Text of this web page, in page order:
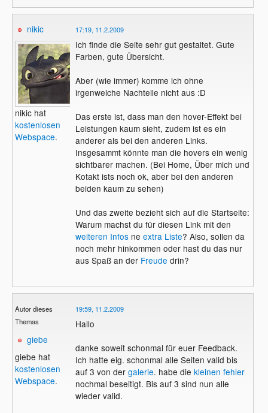
nikic
nikic hat
kostenlosen
Webspace.
17:19, 11.2.2009
Ich finde die Seite sehr gut gestaltet. Gute
Farben, gute Übersicht.
Aber (wie immer) komme ich ohne
irgenwelche Nachteile nicht aus :D
Das erste ist, dass man den hover-Effekt bei
Leistungen kaum sieht, zudem ist es ein
anderer als bei den anderen Links.
Insgesammt könnte man die hovers ein wenig
sichtbarer machen. (Bei Home, Über mich und
Kotakt ists noch ok, aber bei den anderen
beiden kaum zu sehen)
Und das zweite bezieht sich auf die Startseite:
Warum machst du für diesen Link mit den
weiteren Infosne extra Liste? Also, sollen da
noch mehr hinkommen oder hast du das nur
aus Spaß an der Freude drin?
Autor dieses
Themas
giebe
giebe hat
kostenlosen
Webspace.
19:59, 11.2.2009
Hallo
danke soweit schonmal für euer Feedback.
Ich hatte eig. schonmal alle Seiten valid bis
auf 3 von der galerie. habe die kleinen fehler
nochmal beseitigt. Bis auf 3 sind nun alle
wieder valid.